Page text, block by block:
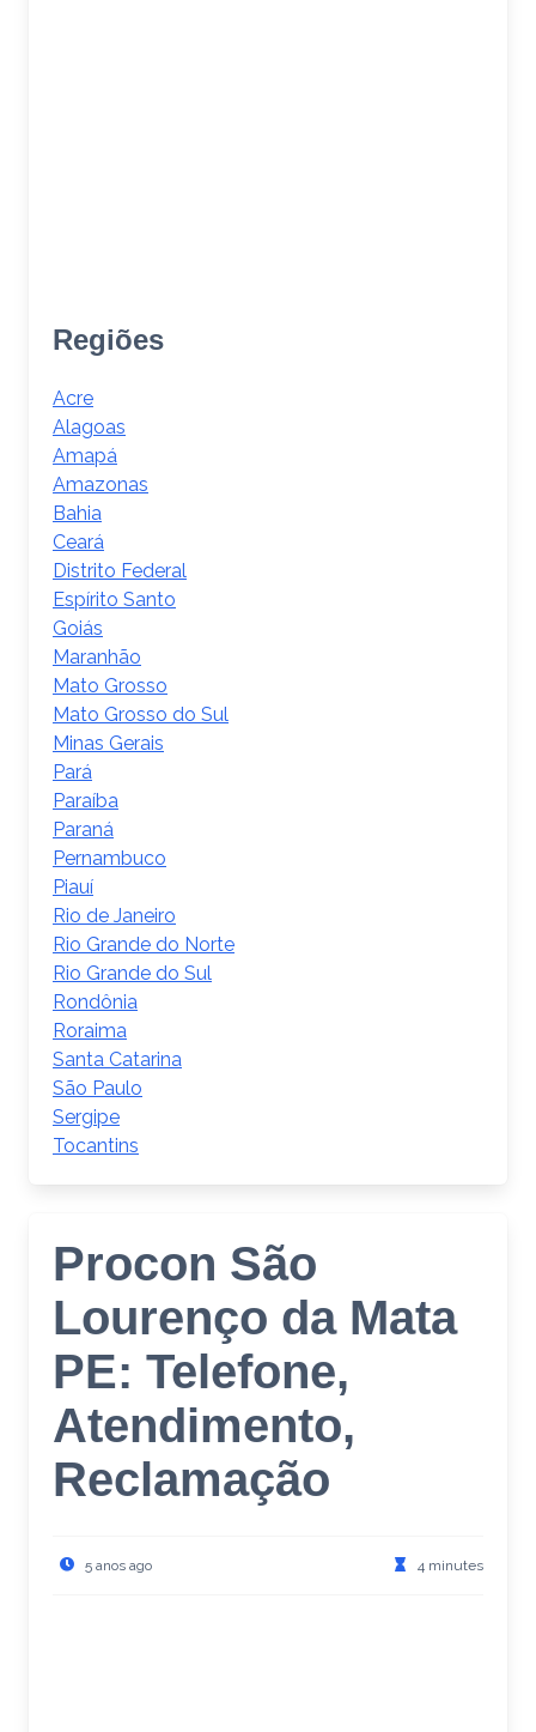
Regiões
Acre
Alagoas
Amapá
Amazonas
Bahia
Ceará
Distrito Federal
Espírito Santo
Goiás
Maranhão
Mato Grosso
Mato Grosso do Sul
Minas Gerais
Pará
Paraíba
Paraná
Pernambuco
Piauí
Rio de Janeiro
Rio Grande do Norte
Rio Grande do Sul
Rondônia
Roraima
Santa Catarina
São Paulo
Sergipe
Tocantins
Procon São
Lourenço da Mata
PE: Telefone,
Atendimento,
Reclamação
5 anos ago 4 minutes